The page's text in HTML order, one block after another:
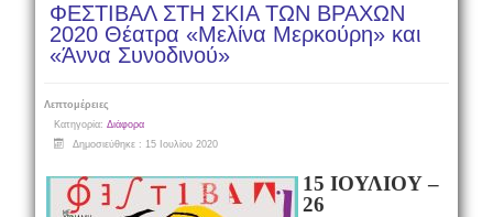
ΦΕΣΤΙΒΑΛ ΣΤΗ ΣΚΙΑ ΤΩΝ ΒΡΑΧΩΝ
2020 Θέατρα «Μελίνα Μερκούρη» και
«Άννα Συνοδινού»
Λεπτομέρειες
Κατηγορία: Διάφορα
Δημοσιεύθηκε : 15 Ιουλίου 2020
15 ΙΟΥΛΙΟΥ –
26